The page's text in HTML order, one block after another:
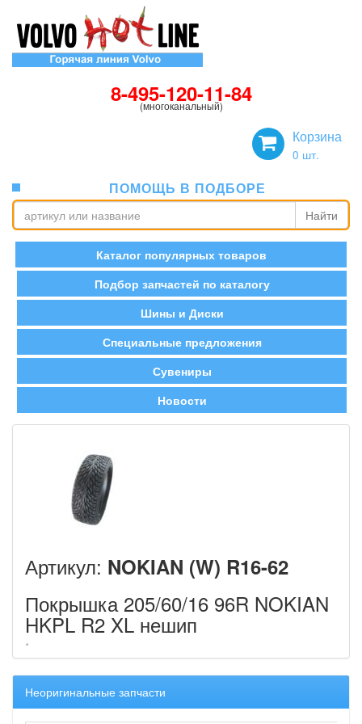
8-495-120-11-84
(многоканальный)
Корзина
0 шт.
ПОМОЩЬ В ПОДБОРЕ
Найти
Каталог популярных товаров
Подбор запчастей по каталогу
Шины и Диски
Специальные предложения
Сувениры
Новости
Артикул: NOKIAN (W) R16-62
Покрышка 205/60/16 96R NOKIAN
HKPL R2 XL нешип
Неоригинальные запчасти